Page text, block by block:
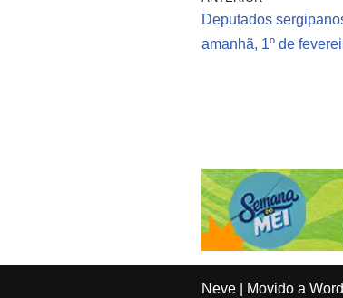
Deputados
amanhã, 1º de
Neve | Movido a